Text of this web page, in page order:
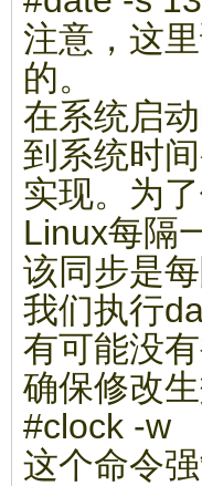
注意，这
的。
在系统启
到系统时
实现。为
Linux每隔
该同步是
我们执行
有可能没
确保修改
#clock -w
这个命令